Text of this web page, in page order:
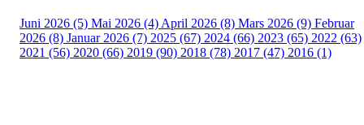
Juni 2026 (5) Mai 2026 (4) April 2026 (8) Mars 2026 (9) Februar
2026 (8) Januar 2026 (7) 2025 (67) 2024 (66) 2023 (65) 2022 (63)
2021 (56) 2020 (66) 2019 (90) 2018 (78) 2017 (47) 2016 (1)